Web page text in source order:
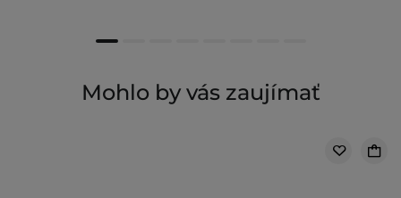
Mohlo by vás zaujímať